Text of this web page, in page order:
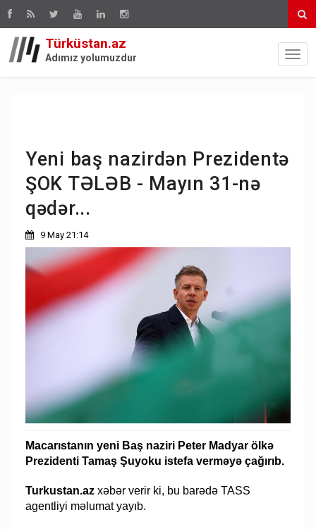
Türküstan.az
Adımız yolumuzdur
Yeni baş nazirdən Prezidentə
ŞOK TƏLƏB - Mayın 31-nə
qədər...
9 May 21:14
Macarıstanın yeni Baş naziri Peter Madyar ölkə
Prezidenti Tamaş Şuyoku istefa verməyə çağırıb.
Turkustan.az xəbər verir ki, bu barədə TASS
agentliyi məlumat yayıb.